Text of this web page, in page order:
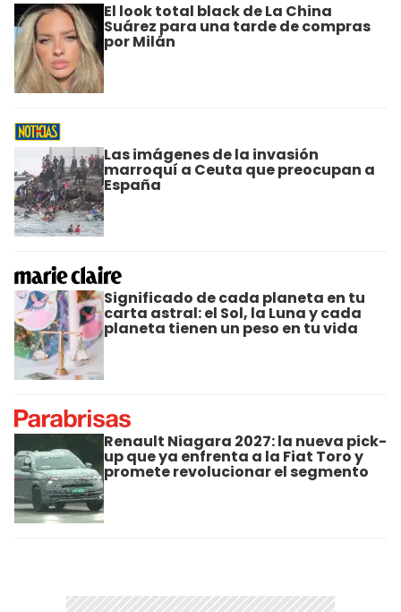
El look total black de La China
Suárez para una tarde de compras
por Milán
Las imágenes de la invasión
marroquí a Ceuta que preocupan a
España
Significado de cada planeta en tu
carta astral: el Sol, la Luna y cada
planeta tienen un peso en tu vida
Renault Niagara 2027: la nueva pick-
up que ya enfrenta a la Fiat Toro y
promete revolucionar el segmento